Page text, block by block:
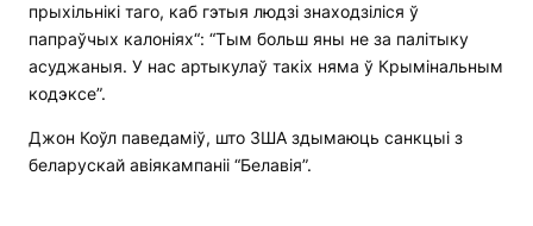
прыхільнікі таго, каб гэтыя людзі знаходзіліся ў
папраўчых калоніях“: “Тым больш яны не за палітыку
асуджаныя. У нас артыкулаў такіх няма ў Крымінальным
кодэксе”.
Джон Коўл паведаміў, што ЗША здымаюць санкцыі з
беларускай авіякампаніі “Белавія”.